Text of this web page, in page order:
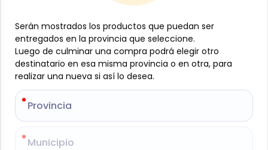
SALRICAS B-JAM-001-1088
$250
Especificaciones
Serán mostrados los productos que puedan ser
entregados en la provincia que seleccione.
Luego de culminar una compra podrá elegir otro
destinatario en esa misma provincia o en otra, para
realizar una nueva si así lo desea.
Provincia
Municipio
Serán mostrados los productos que puedan ser
entregados en la provincia que seleccione.
Luego de culminar una compra podrá elegir otro
destinatario en esa misma provincia o en otra, para
realizar una nueva si así lo desea.
Provincia
Municipio